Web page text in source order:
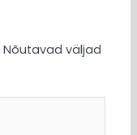
Nõutavad väljad